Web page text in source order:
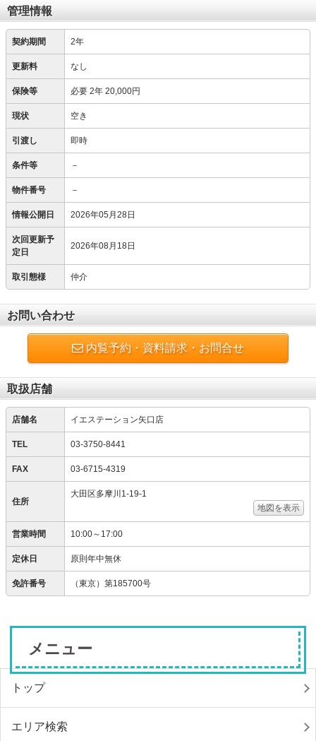
管理情報
契約期間 2年
更新料 なし
保険等 必要 2年 20,000円
現状 空き
引渡し 即時
条件等 －
物件番号 －
情報公開日 2026年05月28日
次回更新予
定日
2026年08月18日
取引態様 仲介
お問い合わせ
内覧予約・資料請求・お問合せ
取扱店舗
店舗名 イエステーション矢口店
TEL 03-3750-8441
FAX 03-6715-4319
住所
大田区多摩川1-19-1
地図を表示
営業時間 10:00～17:00
定休日 原則年中無休
免許番号 （東京）第185700号
メニュー
トップ
エリア検索